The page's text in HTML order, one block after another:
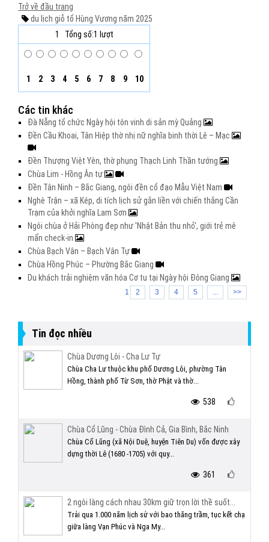
Trở về đầu trang
du lịch giỗ tổ Hùng Vương năm 2025
1
Tổng số:1 lượt
1 2 3 4 5 6 7 8 9 10
Các tin khác
Đà Nẵng tổ chức Ngày hội tôn vinh di sản mỳ Quảng
Đền Cầu Khoai, Tân Hiệp thờ nhị nữ nghĩa binh thời Lê – Mạc
Đền Thượng Việt Yên, thờ phụng Thạch Linh Thần tướng
Chùa Lim - Hồng Ân tự
Đền Tân Ninh – Bắc Giang, ngôi đền cổ đạo Mẫu Việt Nam
Nghè Trận – xã Kép, di tích lịch sử gắn liền với chiến thắng Cần
Trạm của khởi nghĩa Lam Sơn
Ngôi chùa ở Hải Phòng đẹp như 'Nhật Bản thu nhỏ', giới trẻ mê
mẩn check-in
Chùa Bạch Vân – Bạch Vân Tự
Chùa Hồng Phúc – Phường Bắc Giang
Du khách trải nghiệm văn hóa Cơ tu tại Ngày hội Đông Giang
1 2 3 4 5 ... >>
Tin đọc nhiều
Chùa Dương Lôi - Cha Lư Tự
Chùa Cha Lư thuộc khu phố Dương Lôi, phường Tân
Hồng, thành phố Từ Sơn, thờ Phật và thờ...
538
Chùa Cổ Lũng - Chùa Đình Cả, Gia Bình, Bắc Ninh
Chùa Cổ Lũng (xã Nội Duệ, huyện Tiên Du) vốn được xây
dựng thời Lê (1680 -1705) với quy...
361
2 ngôi làng cách nhau 30km giữ trọn lời thề suốt...
Trải qua 1.000 năm lịch sử với bao thăng trầm, tục kết chạ
giữa làng Vạn Phúc và Nga My...